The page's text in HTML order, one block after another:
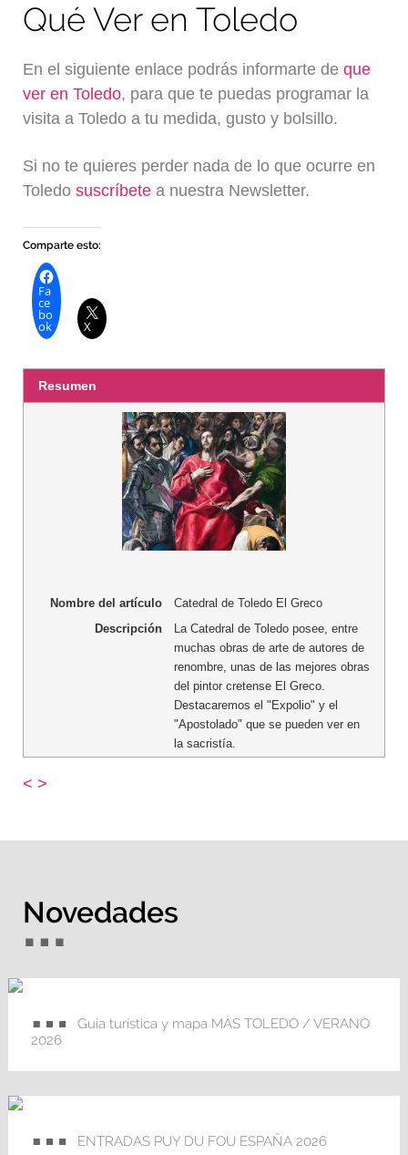
Qué Ver en Toledo
En el siguiente enlace podrás informarte deque
ver en Toledo, para que te puedas programar la
visita a Toledo a tu medida, gusto y bolsillo.
Si no te quieres perder nada de lo que ocurre en
Toledosuscríbete a nuestra Newsletter.
Comparte esto:
Fa
ce
bo
ok X
Resumen
Nombre del artículo
Catedral de Toledo El Greco
Descripción
La Catedral de Toledo posee, entre
muchas obras de arte de autores de
renombre, unas de las mejores obras
del pintor cretense El Greco.
Destacaremos el "Expolio" y el
"Apostolado" que se pueden ver en
la sacristía.
< >
Novedades
Guía turística y mapa MÁS TOLEDO / VERANO
2026
ENTRADAS PUY DU FOU ESPAÑA 2026